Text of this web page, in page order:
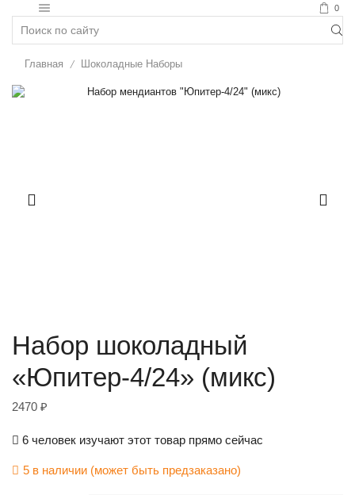
0
Главная / Шоколадные Наборы
Набор шоколадный
«Юпитер-4/24» (микс)
2470 ₽
6 человек изучают этот товар прямо сейчас
5 в наличии (может быть предзаказано)